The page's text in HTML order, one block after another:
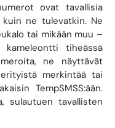
ovat tavallisia
ne tulevatkin. Ne
tai mikään muu –
tiheässä
ne näyttävät
merkintää tai
TempSMSS:ään.
sulautuen tavallisten